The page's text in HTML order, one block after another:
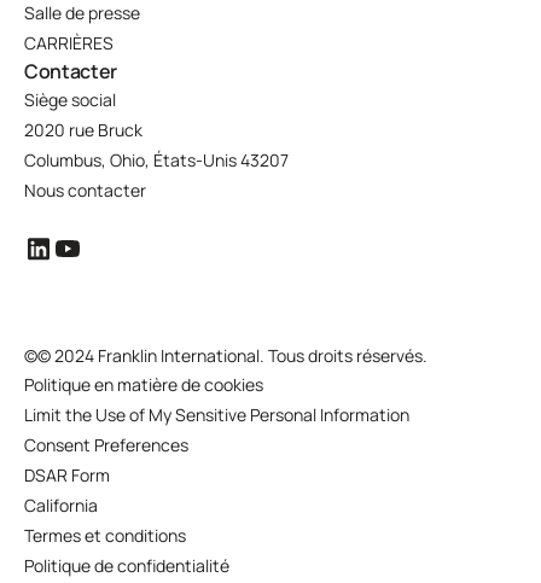
Salle de presse
CARRIÈRES
Contacter
Siège social
2020 rue Bruck
Columbus, Ohio, États-Unis 43207
Nous contacter
©© 2024 Franklin International. Tous droits réservés.
Politique en matière de cookies
Limit the Use of My Sensitive Personal Information
Consent Preferences
DSAR Form
California
Termes et conditions
Politique de confidentialité